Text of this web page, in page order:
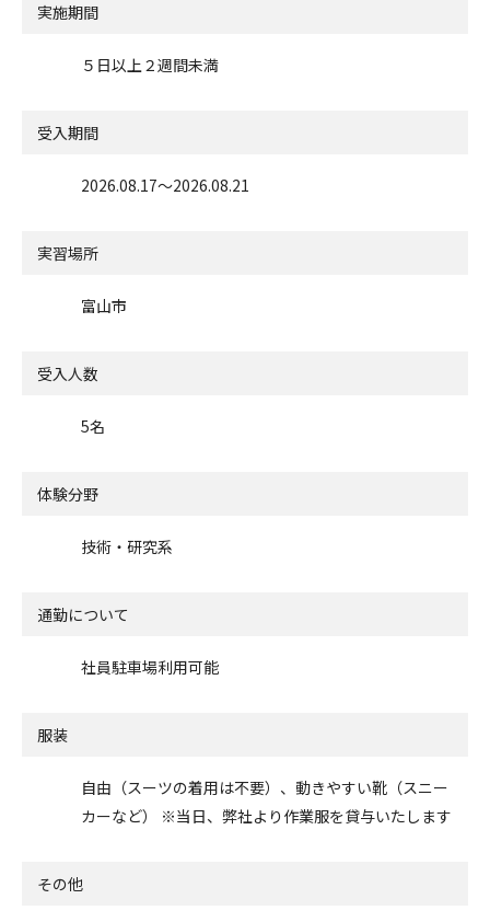
実施期間
５日以上２週間未満
受入期間
2026.08.17〜2026.08.21
実習場所
富山市
受入人数
5名
体験分野
技術・研究系
通勤について
社員駐車場利用可能
服装
自由（スーツの着用は不要）、動きやすい靴（スニー
カーなど） ※当日、弊社より作業服を貸与いたします
その他